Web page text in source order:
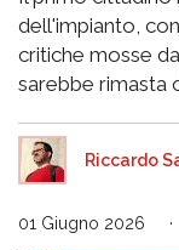
dell'impianto,
critiche mosse
sarebbe rimasta
Riccardo
01 Giugno 2026